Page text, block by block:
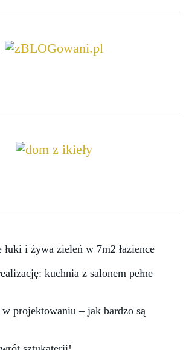
i żywa zieleń w 7m2 łazience
kuchnia z salonem pełne
projektowaniu – jak bardzo są